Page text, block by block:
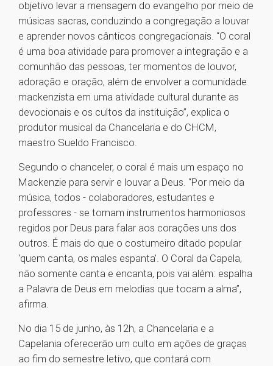
objetivo levar a mensagem do evangelho por meio de
músicas sacras, conduzindo a congregação a louvar
e aprender novos cânticos congregacionais. “O coral
é uma boa atividade para promover a integração e a
comunhão das pessoas, ter momentos de louvor,
adoração e oração, além de envolver a comunidade
mackenzista em uma atividade cultural durante as
devocionais e os cultos da instituição”, explica o
produtor musical da Chancelaria e do CHCM,
maestro Sueldo Francisco.
Segundo o chanceler, o coral é mais um espaço no
Mackenzie para servir e louvar a Deus. “Por meio da
música, todos - colaboradores, estudantes e
professores - se tornam instrumentos harmoniosos
regidos por Deus para falar aos corações uns dos
outros. É mais do que o costumeiro ditado popular
‘quem canta, os males espanta’. O Coral da Capela,
não somente canta e encanta, pois vai além: espalha
a Palavra de Deus em melodias que tocam a alma”,
afirma.
No dia 15 de junho, às 12h, a Chancelaria e a
Capelania oferecerão um culto em ações de graças
ao fim do semestre letivo, que contará com